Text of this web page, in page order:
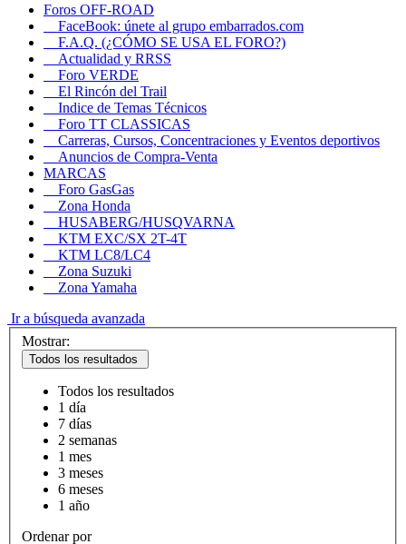
Foros OFF-ROAD
FaceBook: únete al grupo embarrados.com
F.A.Q. (¿CÓMO SE USA EL FORO?)
Actualidad y RRSS
Foro VERDE
El Rincón del Trail
Indice de Temas Técnicos
Foro TT CLASSICAS
Carreras, Cursos, Concentraciones y Eventos deportivos
Anuncios de Compra-Venta
MARCAS
Foro GasGas
Zona Honda
HUSABERG/HUSQVARNA
KTM EXC/SX 2T-4T
KTM LC8/LC4
Zona Suzuki
Zona Yamaha
Ir a búsqueda avanzada
Mostrar:
Todos los resultados
Todos los resultados
1 día
7 días
2 semanas
1 mes
3 meses
6 meses
1 año
Ordenar por